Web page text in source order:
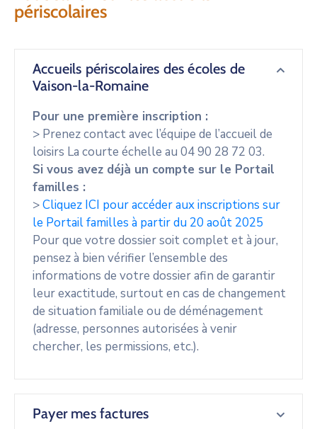
périscolaires
Accueils périscolaires des écoles de
Vaison-la-Romaine
Pour une première inscription :
> Prenez contact avec l’équipe de l’accueil de
loisirs La courte échelle au 04 90 28 72 03.
Si vous avez déjà un compte sur le Portail
familles :
>Cliquez ICI pour accéder aux inscriptions sur
le Portail familles à partir du 20 août 2025
Pour que votre dossier soit complet et à jour,
pensez à bien vérifier l’ensemble des
informations de votre dossier afin de garantir
leur exactitude, surtout en cas de changement
de situation familiale ou de déménagement
(adresse, personnes autorisées à venir
chercher, les permissions, etc.).
Payer mes factures